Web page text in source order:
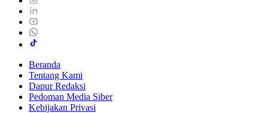
Beranda
Tentang Kami
Dapur Redaksi
Pedoman Media Siber
Kebijakan Privasi